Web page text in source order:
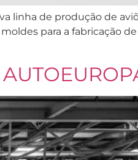
linha de produção de
para a fabricação de